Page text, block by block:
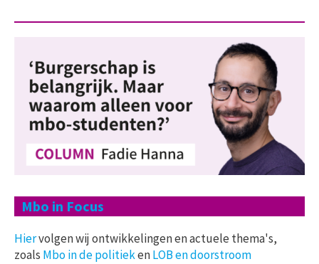
Mbo in Focus
Hiervolgen wij ontwikkelingen en actuele thema's,
zoals Mbo in de politiekenLOB en doorstroom